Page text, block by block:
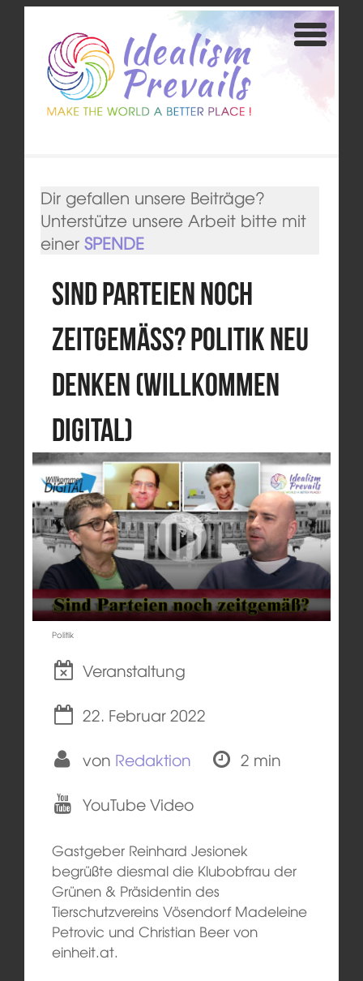
Dir gefallen unsere Beiträge?
Unterstütze unsere Arbeit bitte mit
einer SPENDE
Sind Parteien noch
zeitgemäß? Politik neu
denken (Willkommen
Digital)
Politik
Veranstaltung
22. Februar 2022
von Redaktion
2 min
YouTube Video
Gastgeber Reinhard Jesionek
begrüßte diesmal die Klubobfrau der
Grünen & Präsidentin des
Tierschutzvereins Vösendorf Madeleine
Petrovic und Christian Beer von
einheit.at.